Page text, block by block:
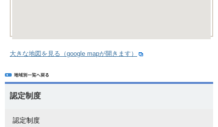
大きな地図を見る（google mapが開きます）
認定制度
認定制度